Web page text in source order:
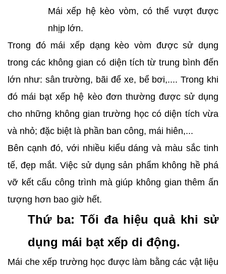
Mái xếp hệ kèo vòm, có thể vượt được
nhịp lớn.
Trong đó mái xếp dạng kèo vòm được sử dụng
trong các không gian có diện tích từ trung bình đến
lớn như: sân trường, bãi để xe, bể bơi,.... Trong khi
đó mái bạt xếp hệ kèo đơn thường được sử dụng
cho những không gian trường học có diện tích vừa
và nhỏ; đặc biệt là phần ban công, mái hiên,...
Bên cạnh đó, với nhiều kiểu dáng và màu sắc tinh
tế, đẹp mắt. Việc sử dụng sản phẩm không hề phá
vỡ kết cấu công trình mà giúp không gian thêm ấn
tượng hơn bao giờ hết.
Thứ ba: Tối đa hiệu quả khi sử
dụng mái bạt xếp di động.
Mái che xếp trường học được làm bằng các vật liệu